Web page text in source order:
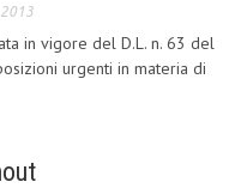
in vigore del D.L. n. 63 del
urgenti in materia di